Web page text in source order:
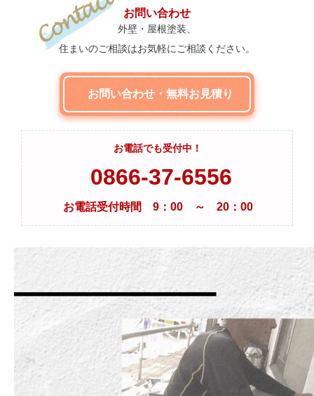
お問い合わせ
外壁・屋根塗装、
住まいのご相談はお気軽にご相談ください。
お問い合わせ・無料お見積り
お電話でも受付中！
0866-37-6556
お電話受付時間 9：00 ～ 20：00